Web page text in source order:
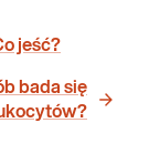
jeść?
bada się